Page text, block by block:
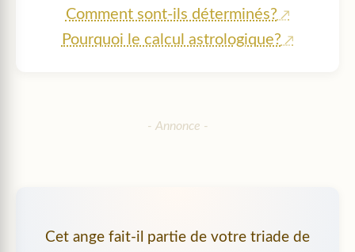
Comment sont-ils déterminés?
Pourquoi le calcul astrologique?
Cet ange fait-il partie de votre triade de